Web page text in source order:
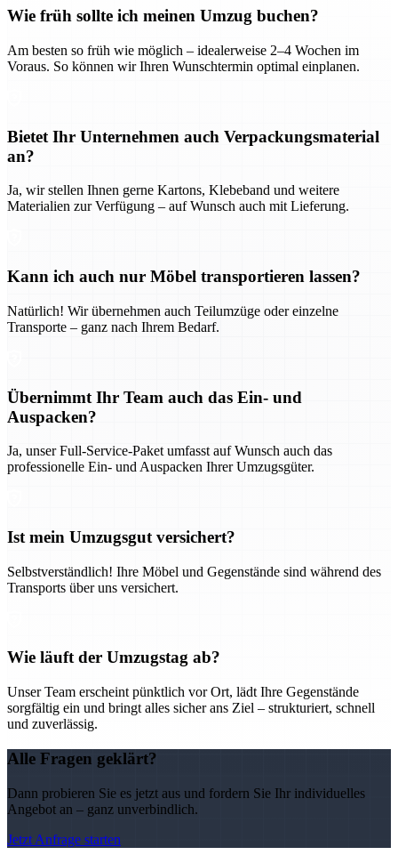
Wie früh sollte ich meinen Umzug buchen?
Am besten so früh wie möglich – idealerweise 2–4 Wochen im
Voraus. So können wir Ihren Wunschtermin optimal einplanen.
Bietet Ihr Unternehmen auch Verpackungsmaterial
an?
Ja, wir stellen Ihnen gerne Kartons, Klebeband und weitere
Materialien zur Verfügung – auf Wunsch auch mit Lieferung.
Kann ich auch nur Möbel transportieren lassen?
Natürlich! Wir übernehmen auch Teilumzüge oder einzelne
Transporte – ganz nach Ihrem Bedarf.
Übernimmt Ihr Team auch das Ein- und
Auspacken?
Ja, unser Full-Service-Paket umfasst auf Wunsch auch das
professionelle Ein- und Auspacken Ihrer Umzugsgüter.
Ist mein Umzugsgut versichert?
Selbstverständlich! Ihre Möbel und Gegenstände sind während des
Transports über uns versichert.
Wie läuft der Umzugstag ab?
Unser Team erscheint pünktlich vor Ort, lädt Ihre Gegenstände
sorgfältig ein und bringt alles sicher ans Ziel – strukturiert, schnell
und zuverlässig.
Alle Fragen geklärt?
Dann probieren Sie es jetzt aus und fordern Sie Ihr individuelles
Angebot an – ganz unverbindlich.
Jetzt Anfrage starten